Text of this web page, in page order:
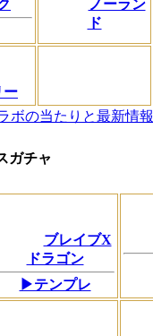
ノーラン
ド
ー
ボの当たりと最新情報
ガチャ
ブレイブX
ドラゴン
▶テンプレ